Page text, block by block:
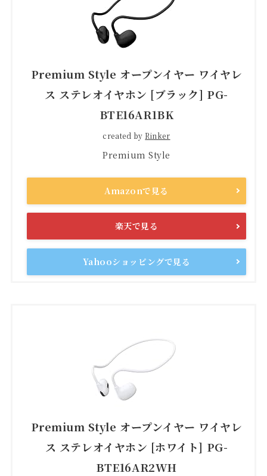
Premium Style オープンイヤー ワイヤレ
ス ステレオイヤホン [ブラック] PG-
BTE16AR1BK
created byRinker
Premium Style
Amazonで見る
楽天で見る
Yahooショッピングで見る
Premium Style オープンイヤー ワイヤレ
ス ステレオイヤホン [ホワイト] PG-
BTE16AR2WH